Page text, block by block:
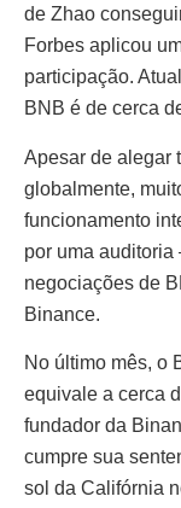
de Zhao
Forbes aplicou
participação.
BNB é de cerca
Apesar de alegar
globalmente,
funcionamento
por uma
negociações de
Binance.
No último mês, o
equivale a cerca
fundador da
cumpre sua
sol da Califórnia